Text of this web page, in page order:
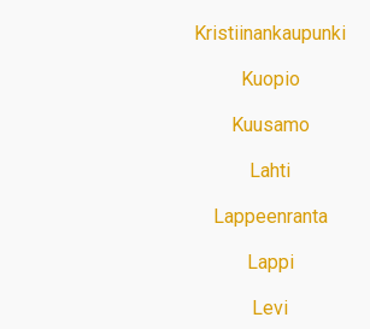
Kristiinankaupunki
Kuopio
Kuusamo
Lahti
Lappeenranta
Lappi
Levi